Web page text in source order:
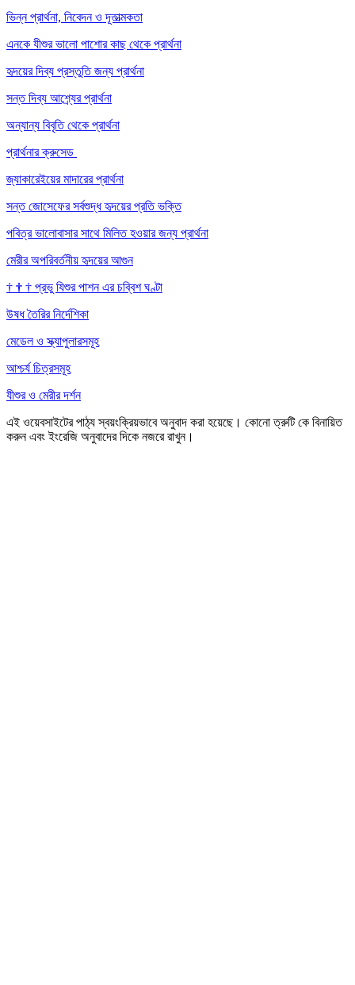
ভিন্ন প্রার্থনা, নিবেদন ও দূতাত্মকতা
এনকে যীশুর ভালো পাশোর কাছ থেকে প্রার্থনা
হৃদয়ের দিব্য প্রস্তুতি জন্য প্রার্থনা
সন্ত দিব্য আশ্র্যের প্রার্থনা
অন্যান্য বিবৃতি থেকে প্রার্থনা
প্রার্থনার ক্রুসেড
জ্যাকারেইয়ের মাদারের প্রার্থনা
সন্ত জোসেফের সর্বশুদ্ধ হৃদয়ের প্রতি ভক্তি
পবিত্র ভালোবাসার সাথে মিলিত হওয়ার জন্য প্রার্থনা
মেরীর অপরিবর্তনীয় হৃদয়ের আগুন
† † † প্রভু যিশুর পাশন এর চব্বিশ ঘণ্টা
উষধ তৈরির নির্দেশিকা
মেডেল ও স্ক্যাপুলারসমূহ
আশ্চর্য চিত্রসমূহ
যীশুর ও মেরীর দর্শন
এই ওয়েবসাইটের পাঠ্য স্বয়ংক্রিয়ভাবে অনুবাদ করা হয়েছে। কোনো ত্রুটি কে বিনায়িত
করুন এবং ইংরেজি অনুবাদের দিকে নজরে রাখুন।